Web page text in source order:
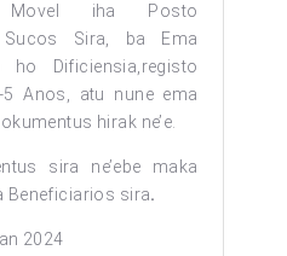
Movel iha Posto
Sira, ba Ema
ho Dificiensia,registo
Anos, atu nune ema
hirak ne’e.
sira ne’ebe maka
Beneficiarios sira.
2024